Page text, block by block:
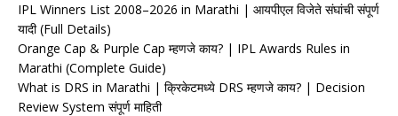
IPL Winners List 2008–2026 in Marathi | आयपीएल विजेते संघांची संपूर्ण
यादी (Full Details)
Orange Cap & Purple Cap म्हणजे काय? | IPL Awards Rules in
Marathi (Complete Guide)
What is DRS in Marathi | क्रिकेटमध्ये DRS म्हणजे काय? | Decision
Review System संपूर्ण माहिती